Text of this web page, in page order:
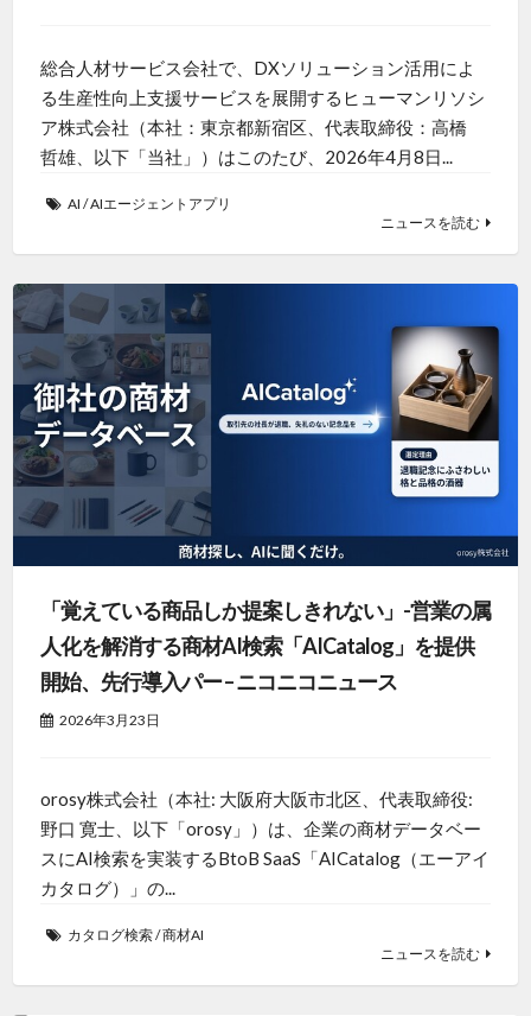
総合人材サービス会社で、DXソリューション活用によ
る生産性向上支援サービスを展開するヒューマンリソシ
ア株式会社（本社：東京都新宿区、代表取締役：高橋
哲雄、以下「当社」）はこのたび、2026年4月8日...
AI /AIエージェントアプリ
ニュースを読む
「覚えている商品しか提案しきれない」-営業の属
人化を解消する商材AI検索「AICatalog」を提供
開始、先行導入パー – ニコニコニュース
2026年3月23日
orosy株式会社（本社: 大阪府大阪市北区、代表取締役:
野口 寛士、以下「orosy」）は、企業の商材データベー
スにAI検索を実装するBtoB SaaS「AICatalog（エーアイ
カタログ）」の...
カタログ検索/商材AI
ニュースを読む